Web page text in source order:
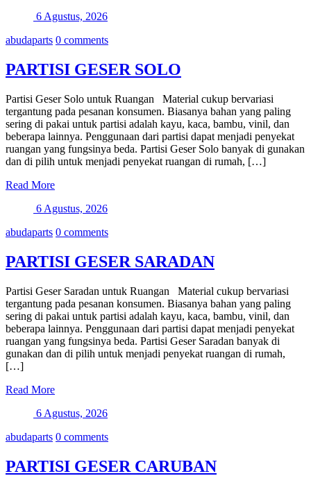
6 Agustus, 2026
abudaparts 0 comments
PARTISI GESER SOLO
Partisi Geser Solo untuk Ruangan Material cukup bervariasi
tergantung pada pesanan konsumen. Biasanya bahan yang paling
sering di pakai untuk partisi adalah kayu, kaca, bambu, vinil, dan
beberapa lainnya. Penggunaan dari partisi dapat menjadi penyekat
ruangan yang fungsinya beda. Partisi Geser Solo banyak di gunakan
dan di pilih untuk menjadi penyekat ruangan di rumah, […]
Read More
6 Agustus, 2026
abudaparts 0 comments
PARTISI GESER SARADAN
Partisi Geser Saradan untuk Ruangan Material cukup bervariasi
tergantung pada pesanan konsumen. Biasanya bahan yang paling
sering di pakai untuk partisi adalah kayu, kaca, bambu, vinil, dan
beberapa lainnya. Penggunaan dari partisi dapat menjadi penyekat
ruangan yang fungsinya beda. Partisi Geser Saradan banyak di
gunakan dan di pilih untuk menjadi penyekat ruangan di rumah,
[…]
Read More
6 Agustus, 2026
abudaparts 0 comments
PARTISI GESER CARUBAN